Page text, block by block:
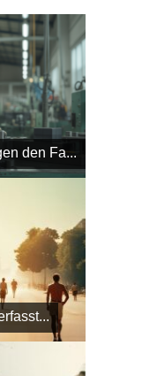
den Fa...